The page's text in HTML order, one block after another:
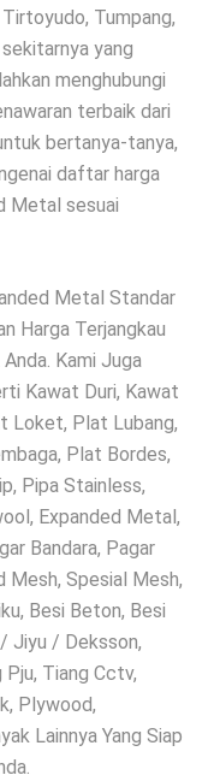
Tumpang,
sekitarnya yang
menghubungi
terbaik dari
bertanya-tanya,
daftar harga
Metal sesuai
Metal Standar
Harga Terjangkau
Kami Juga
Kawat Duri, Kawat
Loket, Plat Lubang,
Plat Bordes,
Pipa Stainless,
Expanded Metal,
Bandara, Pagar
Mesh, Spesial Mesh,
Besi Beton, Besi
Jiyu / Deksson,
Tiang Cctv,
Plywood,
Lainnya Yang Siap